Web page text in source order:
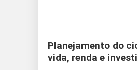
Planejamento do
vida, renda e